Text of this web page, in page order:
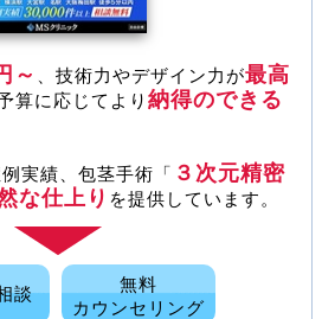
～ 、技術力やデザイン力が最高
算に応じてより 納得のできる
実績、包茎手術「 ３次元精密
な仕上り を提供しています。
談
無料
カウンセリング